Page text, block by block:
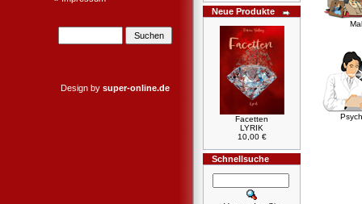
Design by super-online.de
Neue Produkte
Facetten
LYRIK
10,00 €
Schnellsuche